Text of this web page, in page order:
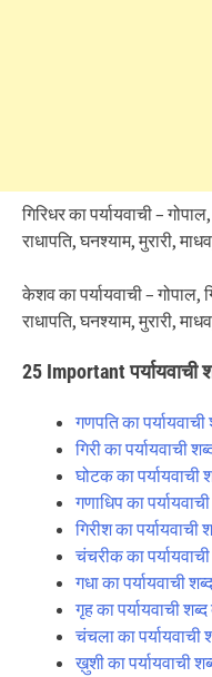
गिरिधर का पर्यायवाची –
राधापति, घनश्याम, मुरारी,
केशव का पर्यायवाची – गोपाल,
राधापति, घनश्याम, मुरारी,
25 Important पर्यायवाची
गणपति का
गिरी का पर्यायवाची
घोटक का पर्यायवाची
गणाधिप का
गिरीश का पर्यायवाची
चंचरीक का
गधा का पर्यायवाची
गृह का पर्यायवाची
चंचला का पर्यायवाची
ख़ुशी का पर्यायवाची